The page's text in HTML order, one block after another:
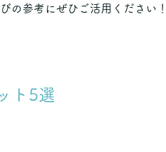
の参考にぜひご活用ください！
ト5選